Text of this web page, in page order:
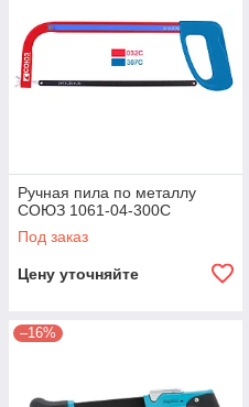
Ручная пила по металлу
СОЮЗ 1061-04-300С
Под заказ
Цену уточняйте
–16%